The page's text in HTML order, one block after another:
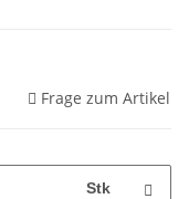
Frage zum Artikel
Stk